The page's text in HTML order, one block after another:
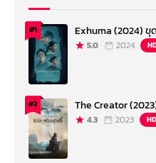
#1 Exhuma (2024) ขุ
5.0 2024
#2 The Creator
4.3 2023 HD